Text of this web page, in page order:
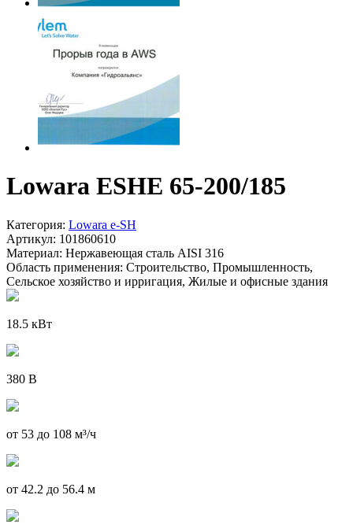
Lowara ESHE 65-200/185
Категория: Lowara e-SH
Артикул: 101860610
Материал: Нержавеющая сталь AISI 316
Область применения: Строительство, Промышленность,
Сельское хозяйство и ирригация, Жилые и офисные здания
18.5 кВт
380 В
от 53 до 108 м³/ч
от 42.2 до 56.4 м